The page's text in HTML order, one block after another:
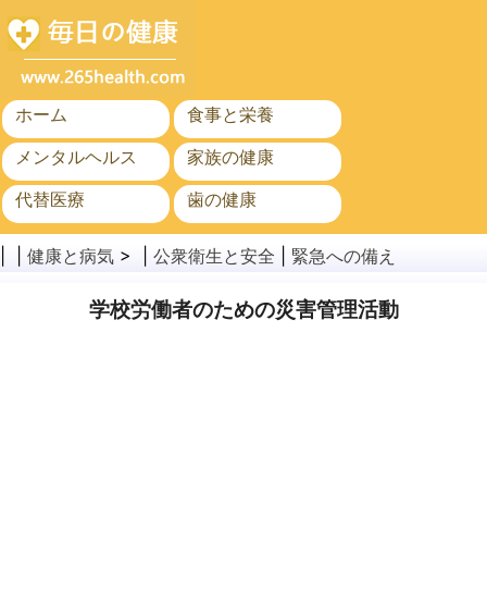
ホーム
食事と栄養
メンタルヘルス
家族の健康
代替医療
歯の健康
がん
公衆衛生と安全
健康と病気 > | 公衆衛生と安全 緊急への備え
学校労働者のための災害管理活動